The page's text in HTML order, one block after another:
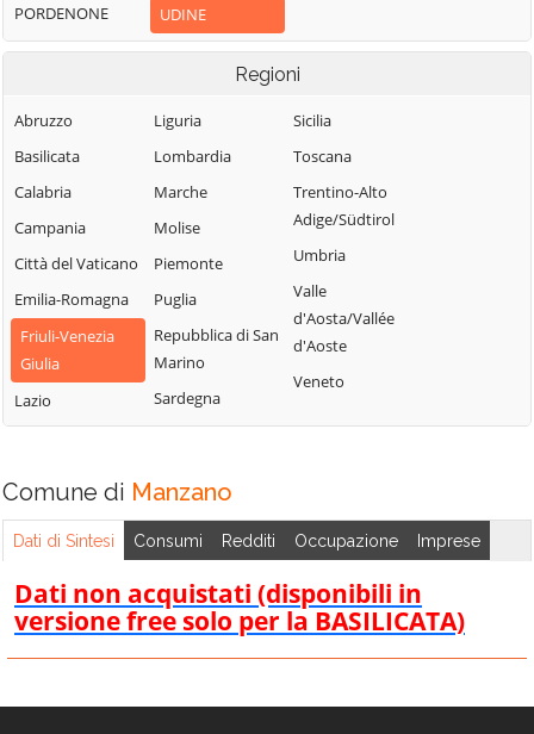
Buttrio
Camino al
Campoformido
Campolongo
Strada
Cavazzo Carnico
Cercivento
Chiopris-Viscone
Chiusaforte
Cividale del Friuli
Codroipo
Colloredo di
Monte Albano
Lagunare
Martignacco
Mereto di Tomba
Moggio Udinese
Moimacco
Montenars
Mortegliano
Moruzzo
Muzzana del
Turgnano
Nimis
Osoppo
Pagnacco
Stella
Paluzza
San Leonardo
San Pietro al
San Vito al Torre
San Vito di
Fagagna
Santa Maria la
Longa
Sappada
Sauris
Socchieve
Taipana
Tarcento
PORDENONE
UDINE
Regioni
Abruzzo
Basilicata
Calabria
Campania
Città del Vaticano
Emilia-Romagna
Friuli-Venezia
Giulia
Lazio
Liguria
Lombardia
Marche
Molise
Piemonte
Puglia
Repubblica di San
Marino
Sardegna
Sicilia
Toscana
Trentino-Alto
Adige/Südtirol
Umbria
Valle
d'Aosta/Vallée
d'Aoste
Veneto
Comune di Manzano
Dati di Sintesi Consumi Redditi Occupazione Imprese
Dati non acquistati (disponibili in
versione free solo per la BASILICATA)